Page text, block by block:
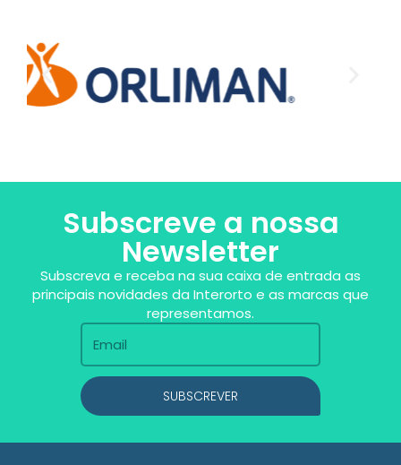
Subscreve a nossa
Newsletter
Subscreva e receba na sua caixa de entrada as
principais novidades da Interorto e as marcas que
representamos.
SUBSCREVER